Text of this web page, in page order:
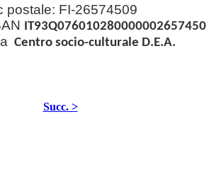
postale: FI-26574509
IT93Q076010280000002657450
Centro socio-culturale D.E.A.
Succ. >